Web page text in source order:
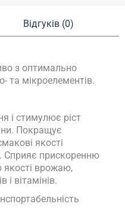
Відгуків (0)
з оптимально
та мікроелементів.
і стимулює ріст
Покращує
якості
Сприяє прискоренню
якості врожаю,
і вітамінів.